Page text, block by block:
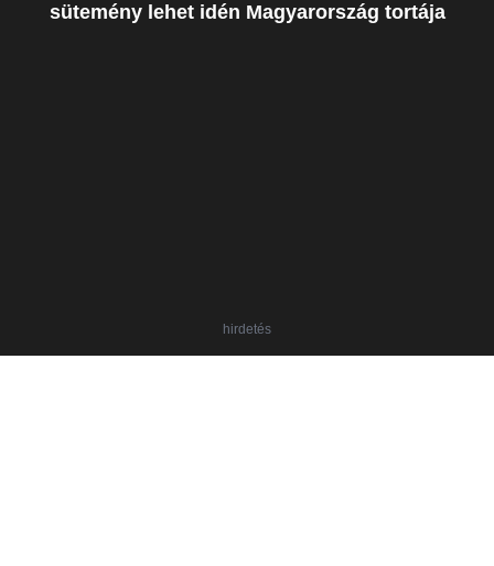
sütemény lehet idén Magyarország tortája
hirdetés